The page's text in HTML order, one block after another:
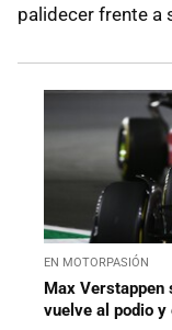
palidecer frente a
EN MOTORPASIÓN
Max Verstappen
vuelve al podio